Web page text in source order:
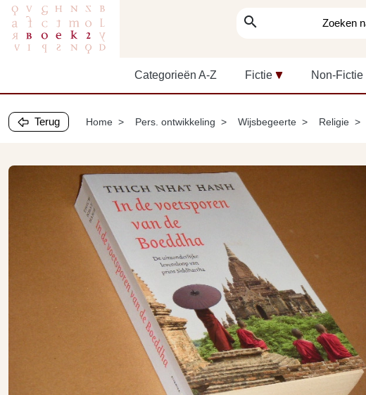
search
Categorieën A-Z Fictie Non-Fictie
Terug Home Pers. ontwikkeling Wijsbegeerte Religie